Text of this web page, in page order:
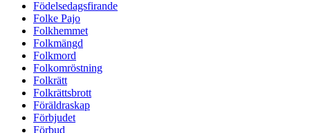
Födelsedagsfirande
Folke Pajo
Folkhemmet
Folkmängd
Folkmord
Folkomröstning
Folkrätt
Folkrättsbrott
Föräldraskap
Förbjudet
Förbud